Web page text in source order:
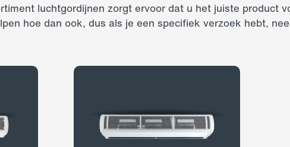
luchtgordijnen zorgt ervoor dat u het juiste product
hoe dan ook, dus als je een specifiek verzoek hebt,